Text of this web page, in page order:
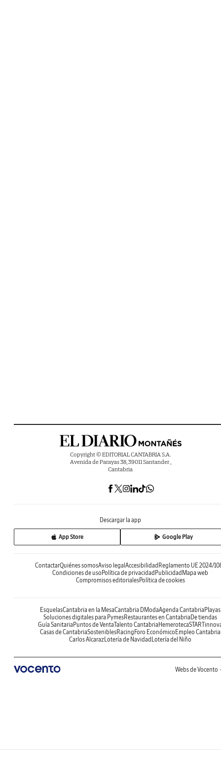
Copyright © EDITORIAL CANTABRIA S.A.
Avenida de Parayas 38, 39011 Santander ,
Cantabria
Descargar la app
App Store Google Play
ContactarQuiénes somosAviso legalAccesibilidadReglamento UE 2024/
Condiciones de usoPolítica de privacidadPublicidadMapa web
Compromisos editorialesPolítica de cookies
EsquelasCantabria en la MesaCantabria DModaAgenda CantabriaPlayas
Soluciones digitales para PymesRestaurantes en CantabriaDe tiendas
Guía SanitariaPuntos de VentaTalento CantabriaHemeroteca
Casas de CantabriaSosteniblesRacingForo EconómicoEmpleo Cantabria
Carlos AlcarazLotería de NavidadLotería del Niño
Webs de Vocento